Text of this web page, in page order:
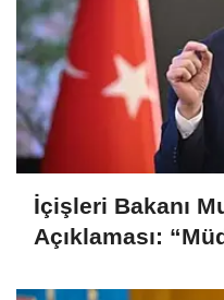
İçişleri Bakanı
Açıklaması: